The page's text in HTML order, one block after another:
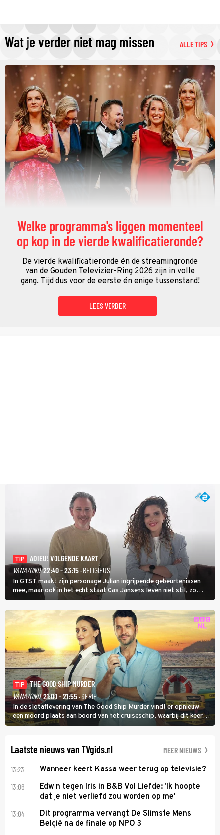
Wat je verder niet mag missen ALLE TIPS
Welke programma's liggen momenteel
op kop in de vierde kwalificatieronde?
De vierde kwalificatieronde én de streamingronde
van de Gouden Televizier-Ring 2026 zijn in volle
gang. Tijd dus voor de eerste én enige tussenstand!
LEES VERDER
TIP
ADIEU! VOLGENDE KAART
VANAVOND 22:40 - 23:15· RELIGIEUS
In GTST maakt zijn personage Julian ingrijpende gebeurtenissen
mee, maar ook in het echt staat Cas Jansens leven niet stil, zo
vertelt hij in Adieu! Volgende Kaart.
TIP
THE GOOD SHIP MURDER
VANAVOND 21:00 - 21:55· SERIE
In de slotaflevering van The Good Ship Murder vindt er opnieuw
een moord plaats aan boord van het cruiseschip, waarbij dit keer
een bemanningslid het slachtoffer is en kapitein Marlowe de dader
Laatste nieuws van TVgids.nl MEER NIEUWS
13:23 Wanneer keert Kassa weer terug op televisie?
13:06
Edwin tegen Iris in B&B Vol Liefde: 'Ik hoopte
dat je niet verliefd zou worden op me'
13:04
Dit programma vervangt De Slimste Mens
België na de finale op NPO 3